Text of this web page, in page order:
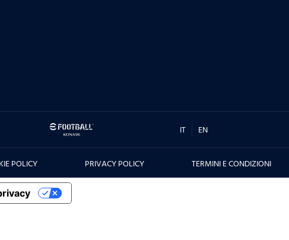
IT EN
POLICY PRIVACY POLICY TERMINI E CONDIZIONI